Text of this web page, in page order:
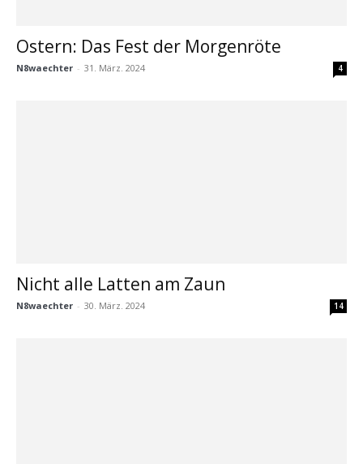
Ostern: Das Fest der Morgenröte
N8waechter - 31. März. 2024 4
Nicht alle Latten am Zaun
N8waechter - 30. März. 2024 14